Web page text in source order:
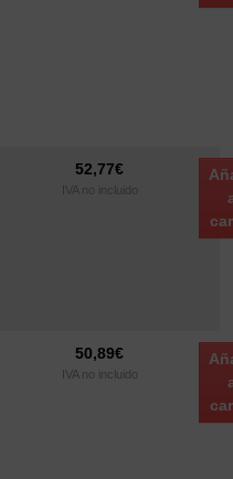
52,77€
IVA no incluido
50,89€
IVA no incluido